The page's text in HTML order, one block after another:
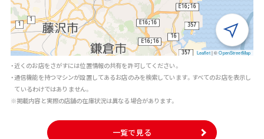
Leaflet |©OpenStreetMap
・近くのお店をさがすには位置情報の共有を許可してください。
・通信機能を持つマシンが設置してあるお店のみを検索しています。すべてのお店を表示し
ているわけではありません。
※掲載内容と実際の店舗の在庫状況は異なる場合があります。
一覧で見る